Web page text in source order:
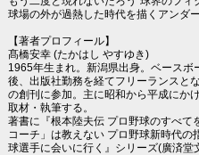
球場の外が過熱した時代を描くアンダ
【著者プロフィール】
髙橋安幸 (たかはし やすゆき)
1965年生まれ。新潟県出身。ベース
後、出版社勤務を経てフリーランスと
の創刊に参加。主に昭和から平成にか
取材・執筆する。
著書に『根本陸夫伝 プロ野球のすべて
コーチ」は教えない プロ野球新時代
球選手に会いに行く』シリーズ(廣済堂